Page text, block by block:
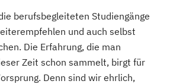
berufsbegleiteten Studiengänge
und auch selbst
Die Erfahrung, die man
Zeit schon sammelt, birgt für
Denn sind wir ehrlich,